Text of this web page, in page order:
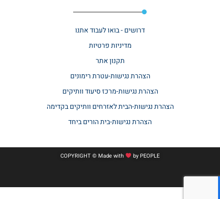
דרושים - בואו לעבוד אתנו
מדיניות פרטיות
תקנון אתר​
הצהרת נגישות-עטרת רימונים
הצהרת נגישות-מרכז סיעוד וותיקים
הצהרת נגישות-הבית לאזרחים וותיקים בקדימה
הצהרת נגישות-בית הורים ביחד
COPYRIGHT © Made with byPEOPLE